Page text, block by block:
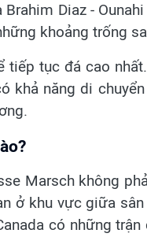
Brahim Diaz -
khoảng trống
tiếp tục đá cao
khả năng di
Marsch không
ở khu vực giữa
có những